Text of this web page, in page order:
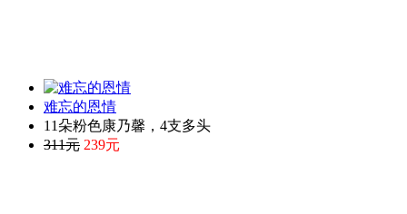
难忘的恩情
11朵粉色康乃馨，4支多头
311元 239元